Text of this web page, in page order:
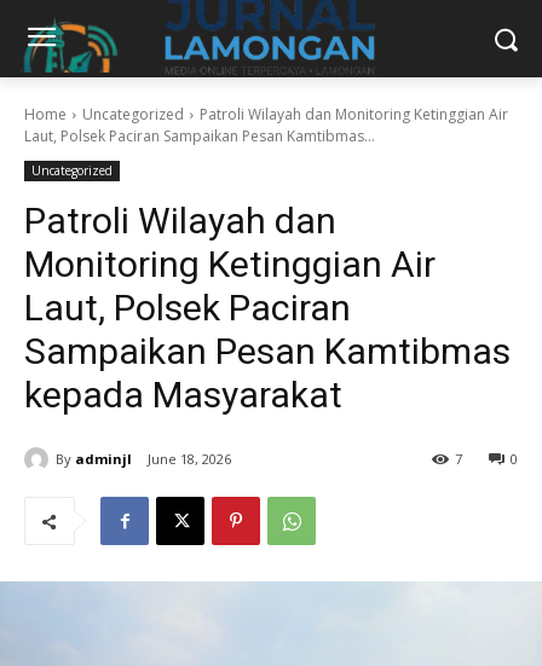
Home Uncategorized
Patroli Wilayah dan Monitoring Ketinggian Air
Laut, Polsek Paciran Sampaikan Pesan Kamtibmas...
Uncategorized
Patroli Wilayah dan
Monitoring Ketinggian Air
Laut, Polsek Paciran
Sampaikan Pesan Kamtibmas
kepada Masyarakat
By adminjl June 18, 2026 0
7